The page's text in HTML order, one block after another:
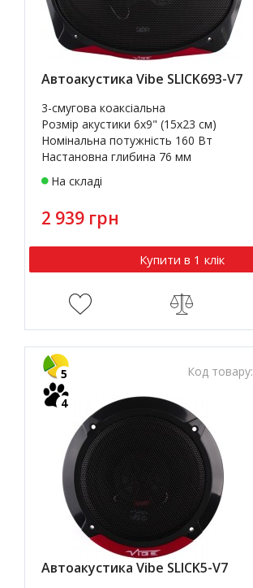
Автоакустика Vibe SLICK693-V7
3-смугова коаксіальна
Розмір акустики 6x9" (15х23 см)
Номінальна потужність 160 Вт
Настановна глибина 76 мм
На складі
2 939 грн
Купити в 1 клік
Код товару:
5
4
Автоакустика Vibe SLICK5-V7